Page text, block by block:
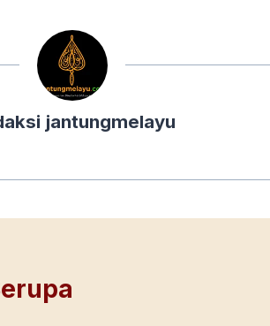
jantungmelayu